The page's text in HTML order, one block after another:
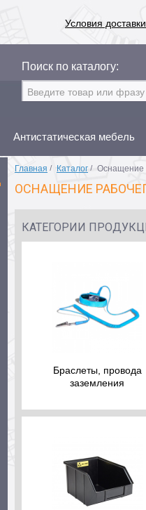
Условия доставки
Поиск по каталогу:
Антистатическая мебель
Главная / Каталог / Оснащение
ОСНАЩЕНИЕ
КАТЕГОРИИ
Браслеты, провода
заземления